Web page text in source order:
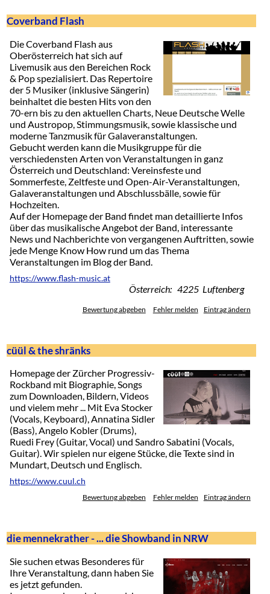
Coverband Flash
Die Coverband Flash aus
Oberösterreich hat sich auf
Livemusik aus den Bereichen Rock
& Pop spezialisiert. Das Repertoire
der 5 Musiker (inklusive Sängerin)
beinhaltet die besten Hits von den
70-ern bis zu den aktuellen Charts, Neue Deutsche Welle
und Austropop, Stimmungsmusik, sowie klassische und
moderne Tanzmusik für Galaveranstaltungen.
Gebucht werden kann die Musikgruppe für die
verschiedensten Arten von Veranstaltungen in ganz
Österreich und Deutschland: Vereinsfeste und
Sommerfeste, Zeltfeste und Open-Air-Veranstaltungen,
Galaveranstaltungen und Abschlussbälle, sowie für
Hochzeiten.
Auf der Homepage der Band findet man detaillierte Infos
über das musikalische Angebot der Band, interessante
News und Nachberichte von vergangenen Auftritten, sowie
jede Menge Know How rund um das Thema
Veranstaltungen im Blog der Band.
https://www.flash-music.at
Österreich: 4225 Luftenberg
Bewertung abgeben Fehler melden Eintrag ändern
cüül & the shränks
Homepage der Zürcher Progressiv-
Rockband mit Biographie, Songs
zum Downloaden, Bildern, Videos
und vielem mehr ... Mit Eva Stocker
(Vocals, Keyboard), Annatina Sidler
(Bass), Angelo Kobler (Drums),
Ruedi Frey (Guitar, Vocal) und Sandro Sabatini (Vocals,
Guitar). Wir spielen nur eigene Stücke, die Texte sind in
Mundart, Deutsch und Englisch.
https://www.cuul.ch
Bewertung abgeben Fehler melden Eintrag ändern
die mennekrather - ... die Showband in NRW
Sie suchen etwas Besonderes für
Ihre Veranstaltung, dann haben Sie
es jetzt gefunden.